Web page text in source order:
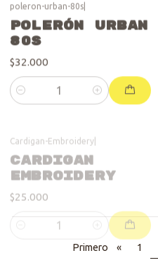
Polerón Urban
80s
$32.000
Cantidad
Cardigan-Embroidery|
$25.000
Primero « 1